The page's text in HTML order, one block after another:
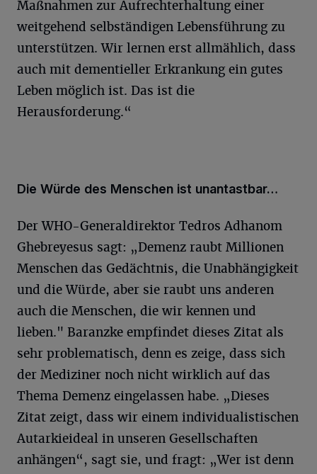
Maßnahmen zur Aufrechterhaltung einer
weitgehend selbständigen Lebensführung zu
unterstützen. Wir lernen erst allmählich, dass
auch mit dementieller Erkrankung ein gutes
Leben möglich ist. Das ist die
Herausforderung.“
Die Würde des Menschen ist unantastbar…
Der WHO-Generaldirektor Tedros Adhanom
Ghebreyesus sagt: „Demenz raubt Millionen
Menschen das Gedächtnis, die Unabhängigkeit
und die Würde, aber sie raubt uns anderen
auch die Menschen, die wir kennen und
lieben." Baranzke empfindet dieses Zitat als
sehr problematisch, denn es zeige, dass sich
der Mediziner noch nicht wirklich auf das
Thema Demenz eingelassen habe. „Dieses
Zitat zeigt, dass wir einem individualistischen
Autarkieideal in unseren Gesellschaften
anhängen“, sagt sie, und fragt: „Wer ist denn